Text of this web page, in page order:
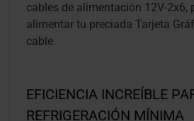
cables de alimentación 12V-2x6,
alimentar tu preciada Tarjeta
cable.
EFICIENCIA INCREÍBLE
REFRIGERACIÓN MÍNIMA